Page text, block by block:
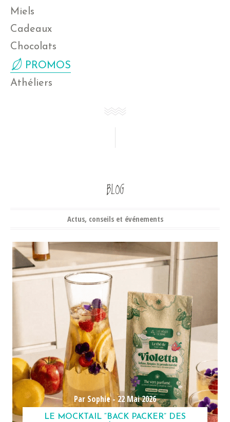
Miels
Cadeaux
Chocolats
PROMOS
Athéliers
BLOG
Actus, conseils et événements
Par Sophie -22 Mai 2026
LE MOCKTAIL “BACK PACKER” DES